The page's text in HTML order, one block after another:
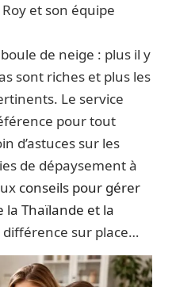
et son équipe
de neige : plus il y
sont riches et plus les
Le service
pour tout
d’astuces sur les
de dépaysement à
conseils pour gérer
la Thaïlande et la
différence sur place…